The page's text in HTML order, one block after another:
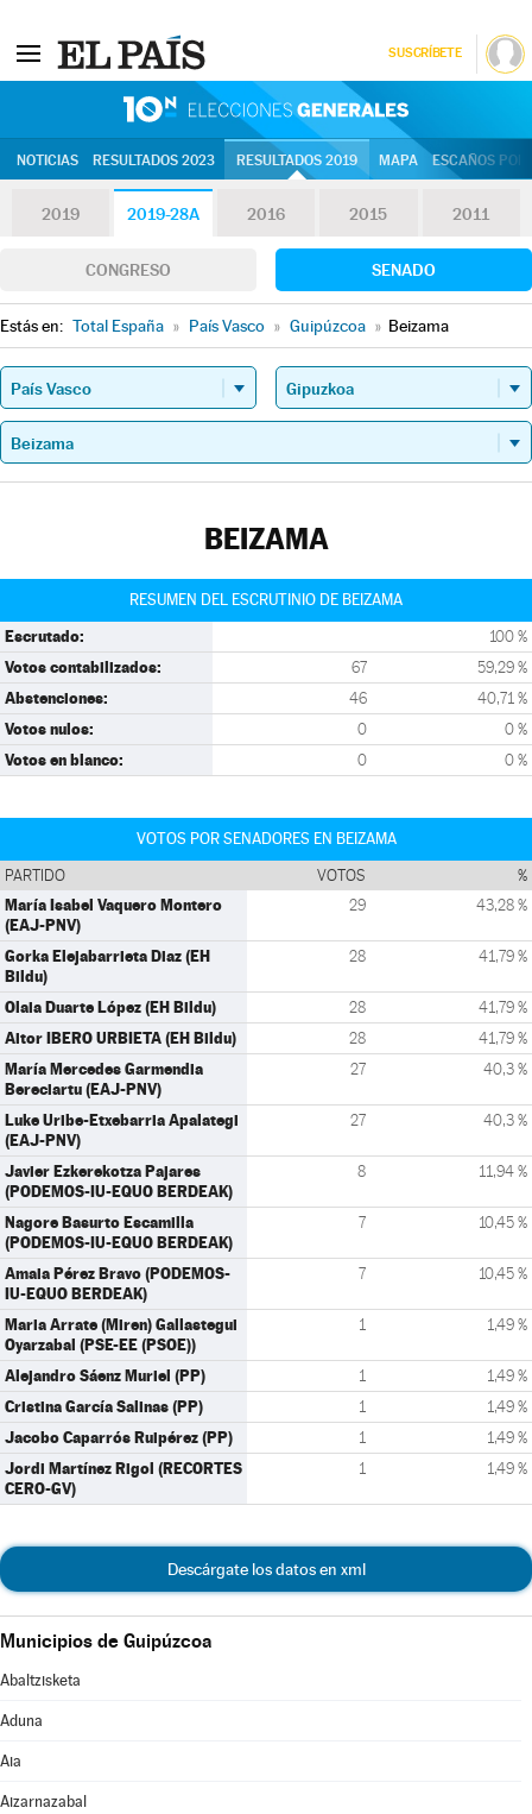
SUSCRÍBETE
NOTICIAS RESULTADOS 2023 RESULTADOS 2019 MAPA ESCAÑOS
2019 2019-28A 2016 2015 2011
CONGRESO SENADO
Estás en: Total España » País Vasco » Guipúzcoa » Beizama
BEIZAMA
RESUMEN DEL ESCRUTINIO DE BEIZAMA
Escrutado: 100 %
Votos contabilizados: 67 59,29 %
Abstenciones: 46 40,71 %
Votos nulos: 0 0 %
Votos en blanco: 0 0 %
VOTOS POR SENADORES EN BEIZAMA
PARTIDO VOTOS %
María Isabel Vaquero Montero
(EAJ-PNV)
29 43,28 %
Gorka Elejabarrieta Diaz (EH
Bildu)
28 41,79 %
Olaia Duarte López (EH Bildu) 28 41,79 %
Aitor IBERO URBIETA (EH Bildu) 28 41,79 %
María Mercedes Garmendia
Bereciartu (EAJ-PNV)
27 40,3 %
Luke Uribe-Etxebarria Apalategi
(EAJ-PNV)
27 40,3 %
Javier Ezkerekotza Pajares
(PODEMOS-IU-EQUO BERDEAK)
8 11,94 %
Nagore Basurto Escamilla
(PODEMOS-IU-EQUO BERDEAK)
7 10,45 %
Amaia Pérez Bravo (PODEMOS-
IU-EQUO BERDEAK)
7 10,45 %
Maria Arrate (Miren) Gallastegui
Oyarzabal (PSE-EE (PSOE))
1 1,49 %
Alejandro Sáenz Muriel (PP) 1 1,49 %
Cristina García Salinas (PP) 1 1,49 %
Jacobo Caparrós Ruipérez (PP) 1 1,49 %
Jordi Martínez Rigol (RECORTES
CERO-GV)
1 1,49 %
Descárgate los datos en xml
Municipios de Guipúzcoa
Abaltzisketa
Aduna
Aia
Aizarnazabal